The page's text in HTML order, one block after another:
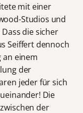
mit einer
Studios und
die sicher
Seiffert dennoch
einem
der
jeder für sich
Die
der